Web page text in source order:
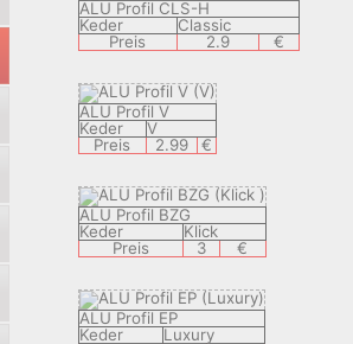
ALU Profil CLS-H
Keder
Classic
Preis
2.9 €
ALU Profil V
Keder
V
Preis
2.99 €
ALU Profil BZG
Keder
Klick
Preis
3 €
ALU Profil EP
Keder
Luxury